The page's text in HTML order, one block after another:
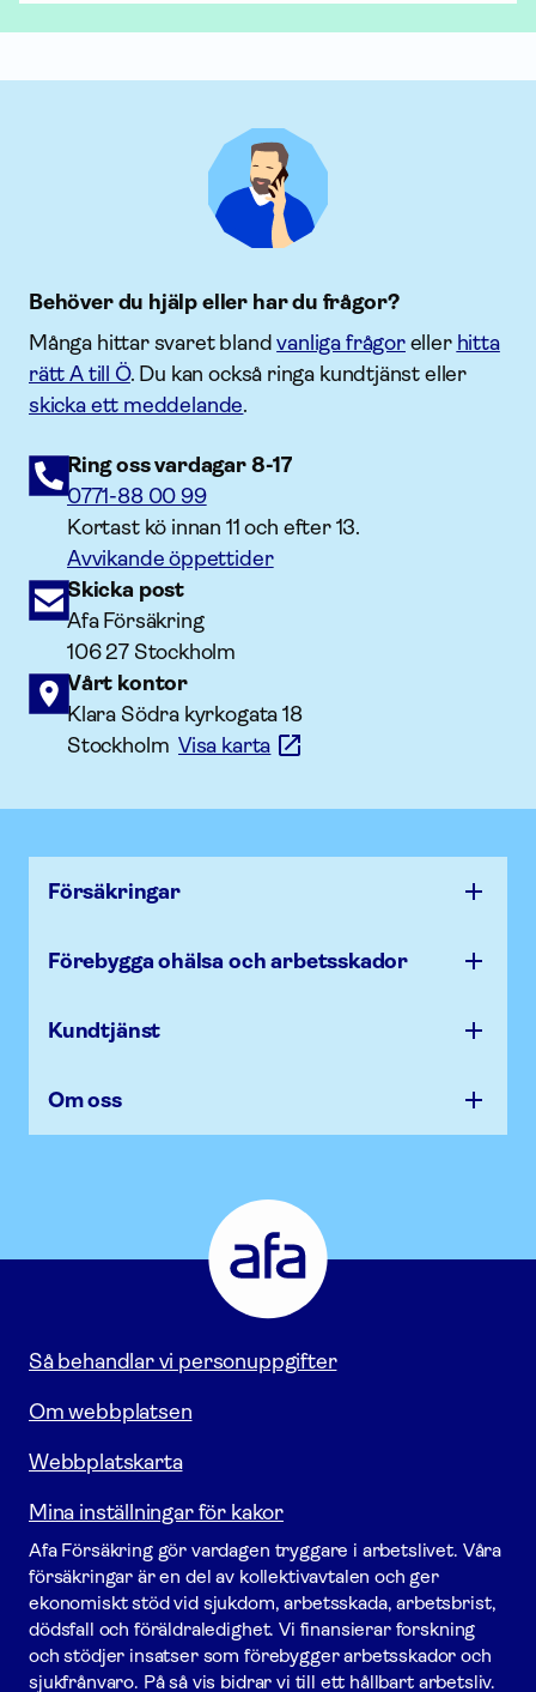
Behöver du hjälp eller har du frågor?
Många hittar svaret blandvanliga frågoreller hitta
rätt A till Ö. Du kan också ringa kundtjänst eller
skicka ett meddelande.
Ring oss vardagar 8-17
0771-88 00 99
Kortast kö innan 11 och efter 13.
Avvikande öppettider
Skicka post
Afa Försäkring
106 27 Stockholm
Vårt kontor
Klara Södra kyrkogata 18
StockholmVisa karta
Försäk­ringar
Förebygga ohälsa och arbets­skador
Kundtjänst
Om oss
Försäkring
Gå
till
startsidan
Så behandlar vi personuppgifter
Om webbplatsen
Webbplatskarta
Mina inställningar för kakor
Afa För­säkring gör vardagen tryggare i arbetslivet. Våra
försäk­ringar är en del av kollektivavtalen och ger
ekonomiskt stöd vid sjukdom, arbetsskada, arbetsbrist,
dödsfall och föräldraledighet. Vi finansierar forskning
och stödjer insatser som förebygger arbets­skador och
sjukfrånvaro. På så vis bidrar vi till ett hållbart arbetsliv.